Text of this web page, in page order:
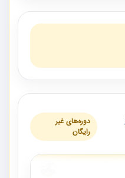
دوره‌های غیر
رایگان